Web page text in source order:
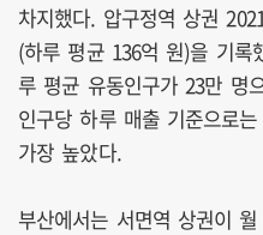
차지했다. 압구정역 상권
(하루 평균 136억 원)을 기
루 평균 유동인구가 23만 명
인구당 하루 매출 기준으로
가장 높았다.
부산에서는 서면역 상권이